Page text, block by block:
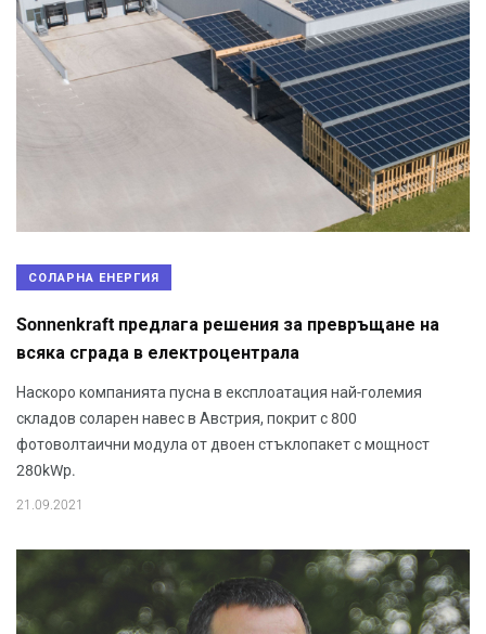
СОЛАРНА ЕНЕРГИЯ
Sonnenkraft предлага решения за превръщане на
всяка сграда в електроцентрала
Наскоро компанията пусна в експлоатация най-големия
складов соларен навес в Австрия, покрит с 800
фотоволтаични модула от двоен стъклопакет с мощност
280kWp.
21.09.2021